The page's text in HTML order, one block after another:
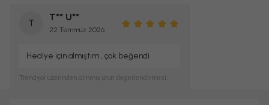
T
T** U**
22 Temmuz 2026
Hediye için almıştım , çok beğendi
Trendyol üzerinden alınmış ürün değerlendirmesi.